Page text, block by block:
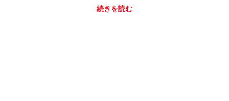
続きを読む